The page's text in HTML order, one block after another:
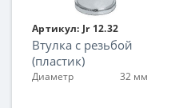
Артикул:Jr 12.32
Втулка с резьбой
(пластик)
Диаметр 32 мм